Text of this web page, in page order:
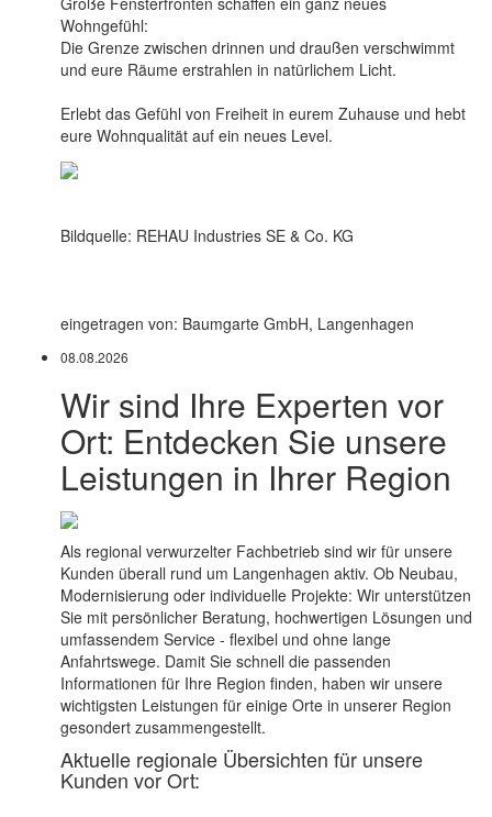
Wohngefühl:
Die Grenze zwischen drinnen und draußen verschwimmt
und eure Räume erstrahlen in natürlichem Licht.
Erlebt das Gefühl von Freiheit in eurem Zuhause und hebt
eure Wohnqualität auf ein neues Level.
Bildquelle: REHAU Industries SE & Co. KG
eingetragen von: Baumgarte GmbH, Langenhagen
08.08.2026
Wir sind Ihre Experten vor
Ort: Entdecken Sie unsere
Leistungen in Ihrer Region
Als regional verwurzelter Fachbetrieb sind wir für unsere
Kunden überall rund um Langenhagen aktiv. Ob Neubau,
Modernisierung oder individuelle Projekte: Wir unterstützen
Sie mit persönlicher Beratung, hochwertigen Lösungen und
umfassendem Service - flexibel und ohne lange
Anfahrtswege. Damit Sie schnell die passenden
Informationen für Ihre Region finden, haben wir unsere
wichtigsten Leistungen für einige Orte in unserer Region
gesondert zusammengestellt.
Aktuelle regionale Übersichten für unsere
Kunden vor Ort: